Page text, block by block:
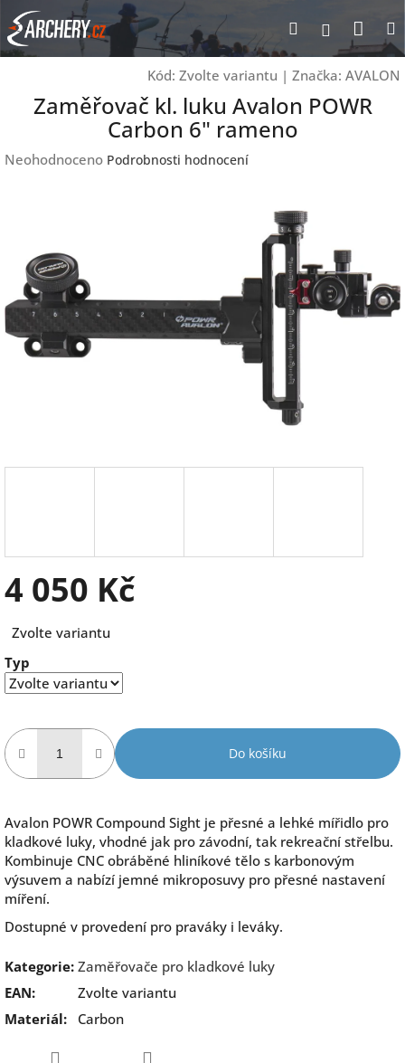
Přejít
na
obsah
Hledat
Kód: Zvolte variantu | Značka: AVALON
Zaměřovač kl. luku Avalon POWR
Carbon 6" rameno
Průměrné
hvězdiček.
Neohodnoceno Podrobnosti hodnocení
4 050 Kč
cena:
Zvolte variantu
Typ
Do košíku
Avalon POWR Compound Sight je přesné a lehké mířidlo pro
kladkové luky, vhodné jak pro závodní, tak rekreační střelbu.
Kombinuje CNC obráběné hliníkové tělo s karbonovým
výsuvem a nabízí jemné mikroposuvy pro přesné nastavení
míření.
Dostupné v provedení pro praváky i leváky.
Kategorie: Zaměřovače pro kladkové luky
EAN:
Zvolte variantu
Materiál: Carbon